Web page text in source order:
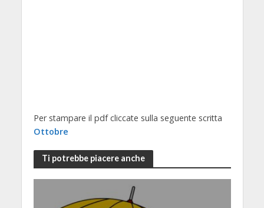
Per stampare il pdf cliccate sulla seguente scritta
Ottobre
Ti potrebbe piacere anche